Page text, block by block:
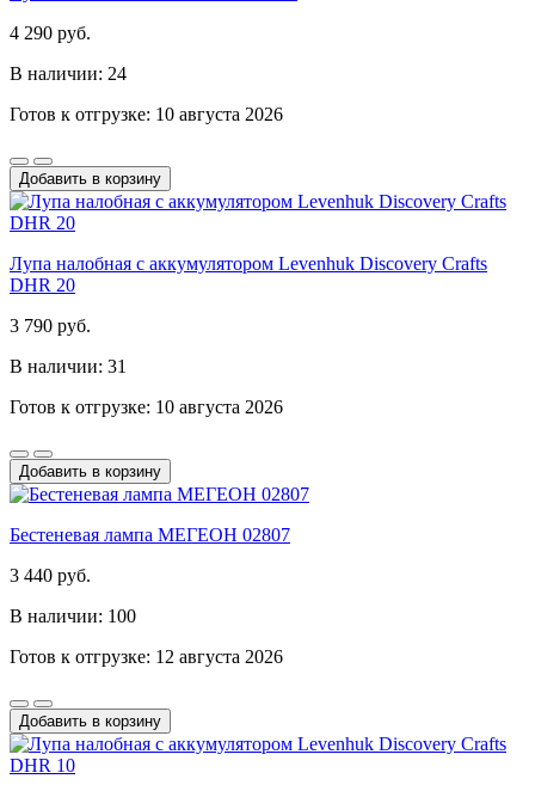
4 290 руб.
В наличии: 24
Готов к отгрузке: 10 августа 2026
Добавить в корзину
Лупа налобная с аккумулятором Levenhuk Discovery Crafts
DHR 20
3 790 руб.
В наличии: 31
Готов к отгрузке: 10 августа 2026
Добавить в корзину
Бестеневая лампа МЕГЕОН 02807
3 440 руб.
В наличии: 100
Готов к отгрузке: 12 августа 2026
Добавить в корзину